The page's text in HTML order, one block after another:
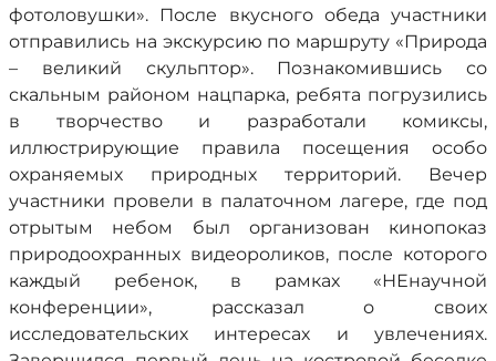
фотоловушки». После вкусного обеда участники
отправились на экскурсию по маршруту «Природа
– великий скульптор». Познакомившись со
скальным районом нацпарка, ребята погрузились
в творчество и разработали комиксы,
иллюстрирующие правила посещения особо
охраняемых природных территорий. Вечер
участники провели в палаточном лагере, где под
отрытым небом был организован кинопоказ
природоохранных видеороликов, после которого
каждый ребенок, в рамках «НЕнаучной
конференции», рассказал о своих
исследовательских интересах и увлечениях.